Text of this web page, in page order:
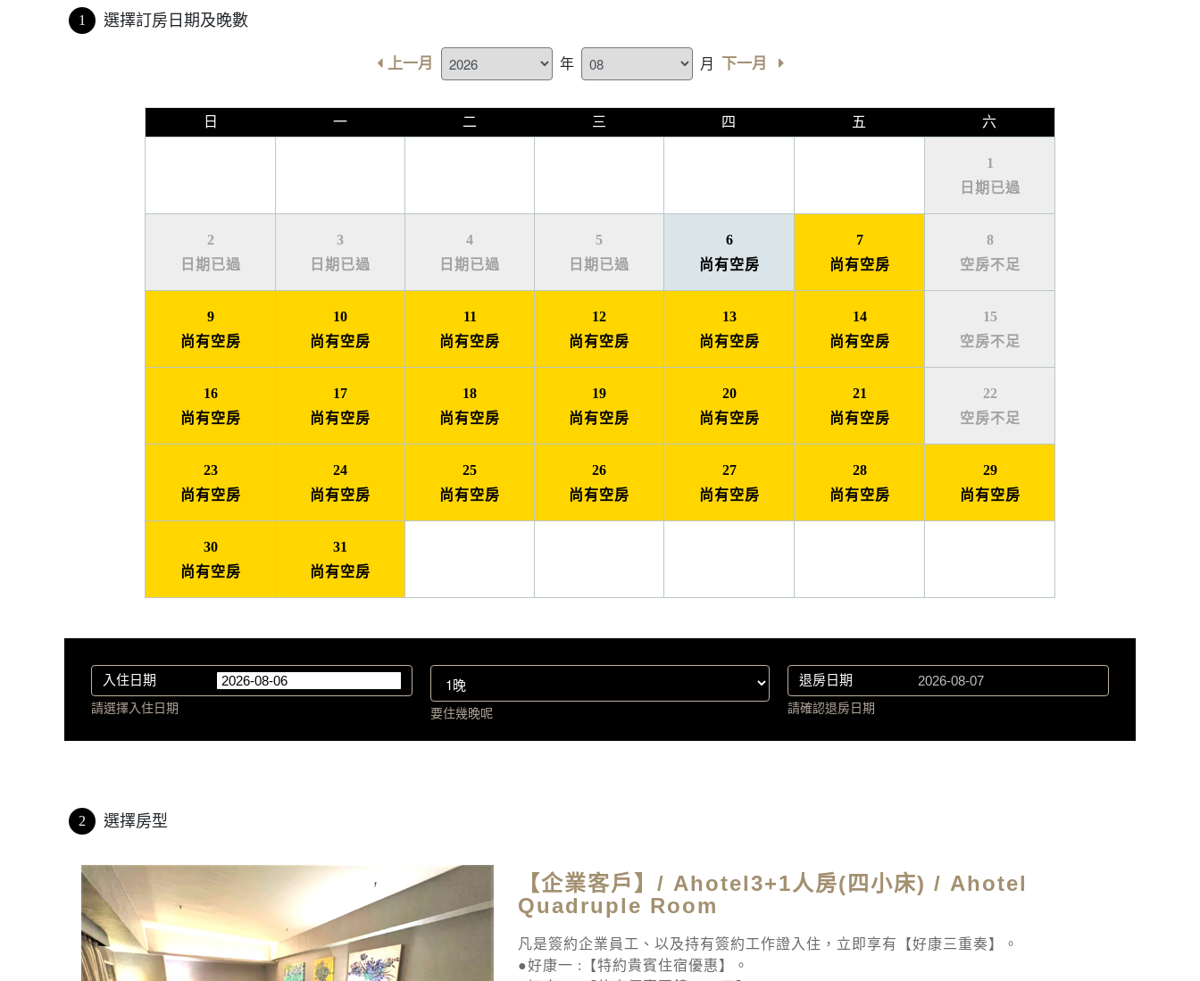
1 選擇訂房日期及晚數
上一月 年 月 下一月
日 一 二 三 四 五 六
1
日期已過
2
日期已過
3
日期已過
4
日期已過
5
日期已過
6
尚有空房
7
尚有空房
8
空房不足
9
尚有空房
10
尚有空房
11
尚有空房
12
尚有空房
13
尚有空房
14
尚有空房
15
空房不足
16
尚有空房
17
尚有空房
18
尚有空房
19
尚有空房
20
尚有空房
21
尚有空房
22
空房不足
23
尚有空房
24
尚有空房
25
尚有空房
26
尚有空房
27
尚有空房
28
尚有空房
29
尚有空房
30
尚有空房
31
尚有空房
入住日期
請選擇入住日期 要住幾晚呢
退房日期
請確認退房日期
2 選擇房型
【企業客戶】/ Ahotel3+1人房(四小床) / Ahotel
Quadruple Room
凡是簽約企業員工、以及持有簽約工作證入住，立即享有【好康三重奏】。
●好康一 :【特約貴賓住宿優惠】。